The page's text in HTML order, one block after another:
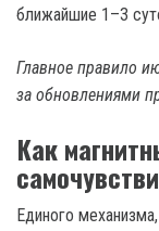
ближайшие 1–3
Главное правило
за обновлениями
Как
Единого